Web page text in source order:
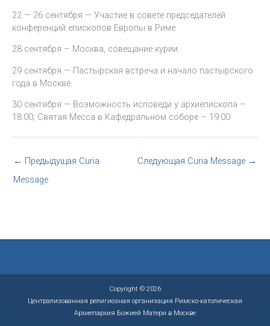
22 — 26 сентября — Участие в совете председателей
конференций епископов Европы в Риме
28 сентября – Москва, совещание курии.
29 сентября — Пастырская встреча и начало пастырского
года в Москве
30 сентября — Возможность исповеди у архиепископа –
18:00; Святая Месса в Кафедральном соборе – 19:00
← Предыдущая Curia
Message
Следующая Curia Message →
Copyright © 2026
Централизованная религиозная организация Римско-католическая
Архиепархия Божией Матери в Москве